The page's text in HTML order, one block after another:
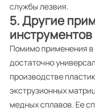
службы лезвия.
5. Другие
Помимо применения в
достаточно
производстве
экструзионных
медных сплавов. Ее